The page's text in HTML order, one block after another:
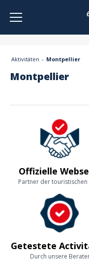
Aktivitäten Montpellier
Montpellier
Offizielle
Partner der touristischen
Getestete
Durch unsere